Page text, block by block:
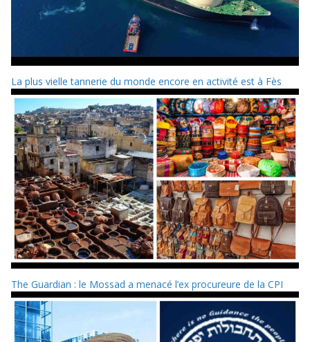
La plus vielle tannerie du monde encore en activité est à Fès
The Guardian : le Mossad a menacé l’ex procureure de la CPI